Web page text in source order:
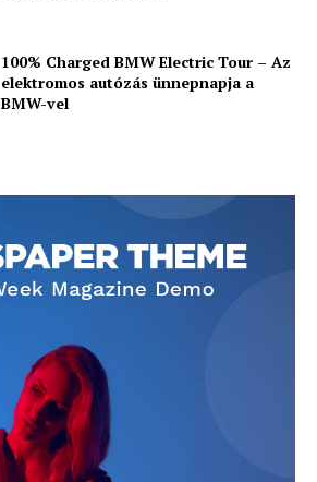
100% Charged BMW Electric Tour – Az
elektromos autózás ünnepnapja a
BMW-vel